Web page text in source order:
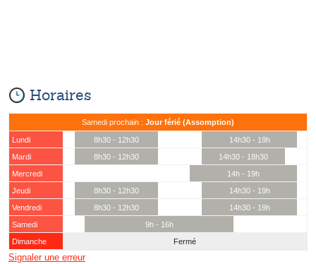
Horaires
Samedi prochain : Jour férié (Assomption)
Lundi 8h30 - 12h30
14h30 - 19h
Mardi
8h30 - 12h30
14h30 - 18h30
Mercredi
14h - 19h
Jeudi
8h30 - 12h30
14h30 - 19h
Vendredi
8h30 - 12h30
14h30 - 19h
Samedi
9h - 16h
Dimanche
Fermé
Signaler une erreur